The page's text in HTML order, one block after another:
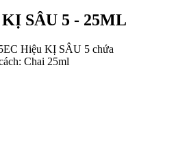
SÂU 5 - 25ML
Hiệu KỊ SÂU 5 chứa
Chai 25ml